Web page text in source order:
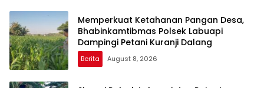
Memperkuat Ketahanan Pangan Desa,
Bhabinkamtibmas Polsek Labuapi
Dampingi Petani Kuranji Dalang
Berita August 8, 2026